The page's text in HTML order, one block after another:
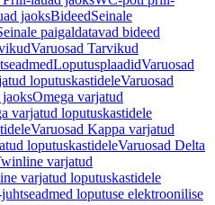
jaoksBideedSeinale
paigaldatavad bideed
Varuosad Tarvikud
LoputusplaadidVaruosad
loputuskastideleVaruosad
Omega varjatud
varjatud loputuskastidele
Varuosad Kappa varjatud
loputuskastideleVaruosad Delta
varjatud
varjatud loputuskastidele
loputuse elektroonilise